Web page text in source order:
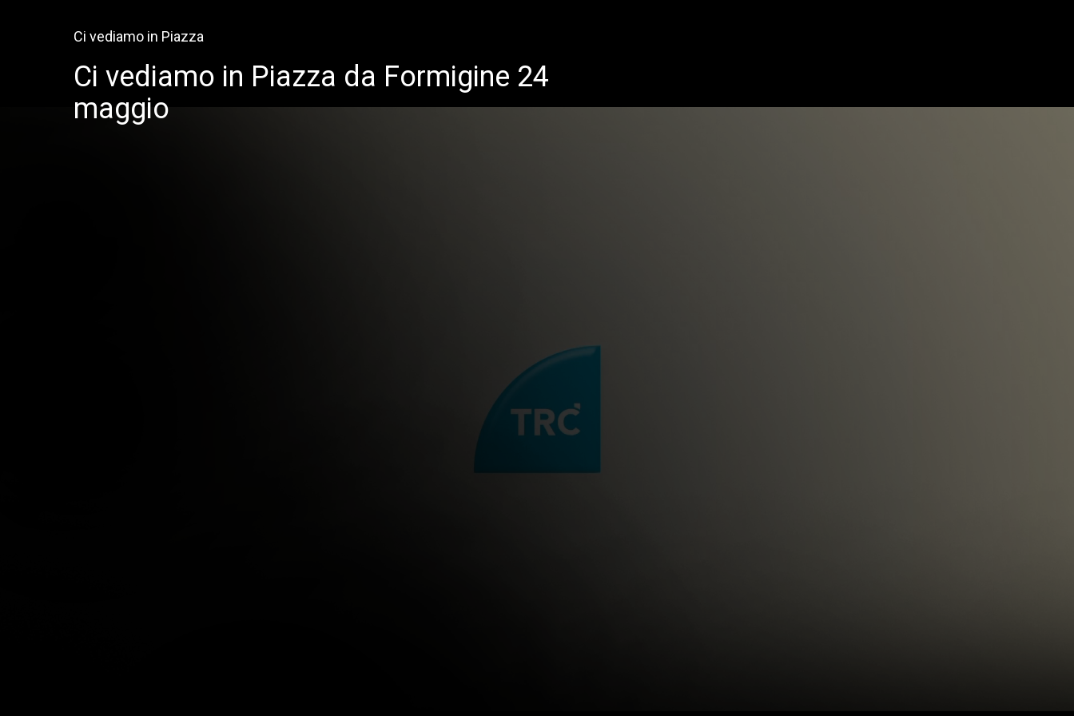
Ci vediamo in Piazza
Ci vediamo in Piazza da Formigine 24
maggio